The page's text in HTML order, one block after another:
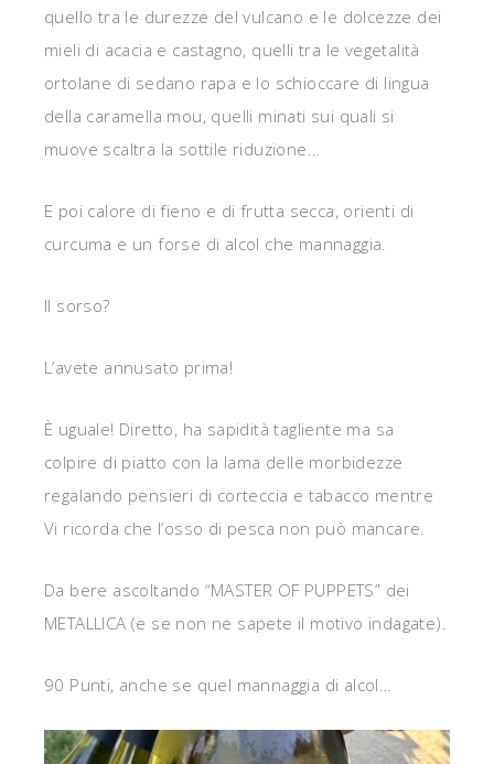
quello tra le durezze del vulcano e le dolcezze dei
mieli di acacia e castagno, quelli tra le vegetalità
ortolane di sedano rapa e lo schioccare di lingua
della caramella mou, quelli minati sui quali si
muove scaltra la sottile riduzione…
E poi calore di fieno e di frutta secca, orienti di
curcuma e un forse di alcol che mannaggia.
Il sorso?
L’avete annusato prima!
È uguale! Diretto, ha sapidità tagliente ma sa
colpire di piatto con la lama delle morbidezze
regalando pensieri di corteccia e tabacco mentre
Vi ricorda che l’osso di pesca non può mancare.
Da bere ascoltando “MASTER OF PUPPETS” dei
METALLICA (e se non ne sapete il motivo indagate).
90 Punti, anche se quel mannaggia di alcol…